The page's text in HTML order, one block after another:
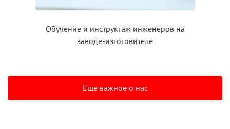
Обучение и инструктажинженеров на
заводе-изготовителе
Еще важное о нас